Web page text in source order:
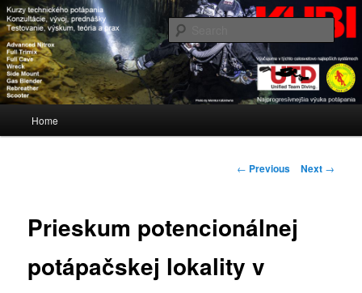
KUBI
Blog www.kubi.sk
Skip
content
Home
Post
← Previous Next →
Prieskum potencionálnej
potápačskej lokality v